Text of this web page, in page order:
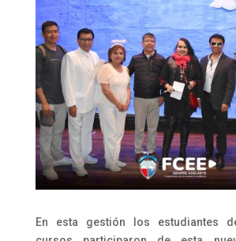
En esta gestión los estudiantes